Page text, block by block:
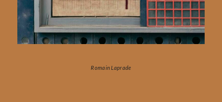
Romain Laprade